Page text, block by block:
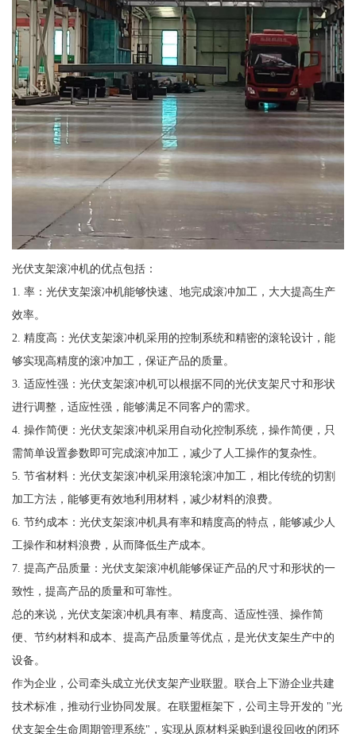
光伏支架滚冲机的优点包括：
1. 率：光伏支架滚冲机能够快速、地完成滚冲加工，大大提高生产
效率。
2. 精度高：光伏支架滚冲机采用的控制系统和精密的滚轮设计，能
够实现高精度的滚冲加工，保证产品的质量。
3. 适应性强：光伏支架滚冲机可以根据不同的光伏支架尺寸和形状
进行调整，适应性强，能够满足不同客户的需求。
4. 操作简便：光伏支架滚冲机采用自动化控制系统，操作简便，只
需简单设置参数即可完成滚冲加工，减少了人工操作的复杂性。
5. 节省材料：光伏支架滚冲机采用滚轮滚冲加工，相比传统的切割
加工方法，能够更有效地利用材料，减少材料的浪费。
6. 节约成本：光伏支架滚冲机具有率和精度高的特点，能够减少人
工操作和材料浪费，从而降低生产成本。
7. 提高产品质量：光伏支架滚冲机能够保证产品的尺寸和形状的一
致性，提高产品的质量和可靠性。
总的来说，光伏支架滚冲机具有率、精度高、适应性强、操作简
便、节约材料和成本、提高产品质量等优点，是光伏支架生产中的
设备。
作为企业，公司牵头成立光伏支架产业联盟。联合上下游企业共建
技术标准，推动行业协同发展。在联盟框架下，公司主导开发的 "光
伏支架全生命周期管理系统"，实现从原材料采购到退役回收的闭环